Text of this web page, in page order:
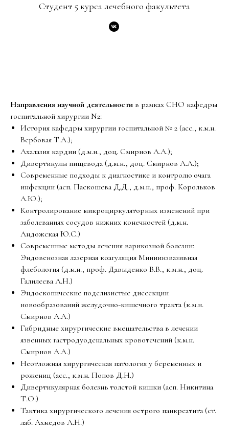
Студент 5 курса лечебного факультета
Направления научной деятельности в рамках СНО кафедры
госпитальной хирургии N2:
История кафедры хирургии госпитальной № 2 (асс., к.м.н.
Вербовая Т.А.);
Ахалазия кардии (д.м.н., доц. Смирнов А.А.);
Дивертикулы пищевода (д.м.н., доц. Смирнов А.А.);
Современные подходы к диагностике и контролю очага
инфекции (асп. Паскошева Д.Д., д.м.н., проф. Корольков
А.Ю.);
Контролирование микроциркуляторных изменений при
заболеваниях сосудов нижних конечностей (д.м.н.
Андожская Ю.С.)
Современные методы лечения варикозной болезни:
Эндовенозная лазерная коагуляция Миниинзвазивная
флебология (д.м.н., проф. Давыденко В.В., к.м.н., доц.
Галилеева А.Н.)
Эндоскопические подслизистые диссекции
новообразований желудочно-кишечного тракта (к.м.н.
Смирнов А.А.)
Гибридные хирургические вмешательства в лечении
язвенных гастродуоденальных кровотечений (к.м.н.
Смирнов А.А.)
Неотложная хирургическая патология у беременных и
рожениц (асс., к.м.н. Попов Д.Н.)
Дивертикулярная болезнь толстой кишки (асп. Никитина
Т.О.)
Тактика хирургического лечения острого панкреатита (ст.
лаб. Ахмедов А.Н.)